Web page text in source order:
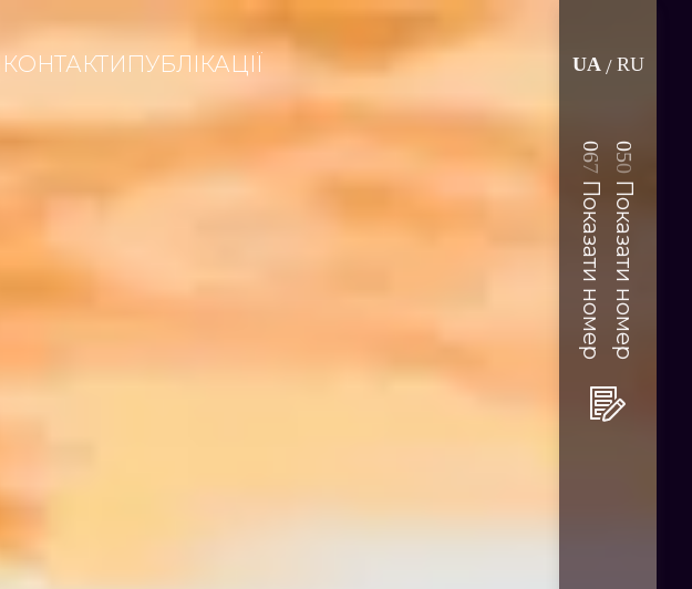
КОНТАКТИ ПУБЛІКАЦІЇ UA / RU
0
5
0
Показати номер
0
6
7
Показати номер